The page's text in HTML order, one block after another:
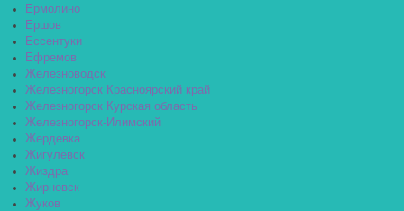
Ермолино
Ершов
Ессентуки
Ефремов
Железноводск
Железногорск Красноярский край
Железногорск Курская область
Железногорск-Илимский
Жердевка
Жигулёвск
Жиздра
Жирновск
Жуков